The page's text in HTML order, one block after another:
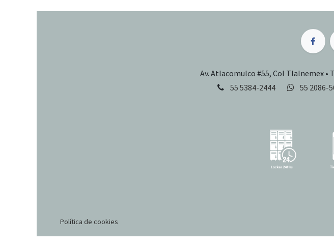
Av. Atlacomulco #55, Col Tlalnemex •
55 5384-2444
55 2086-
Política de cookies